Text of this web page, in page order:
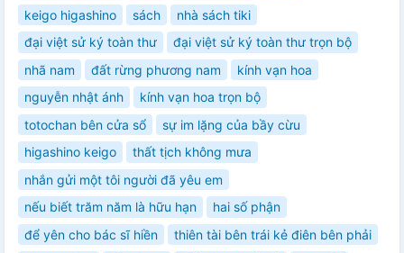
keigo higashino
sách
nhà sách tiki
đại việt sử ký toàn thư
đại việt sử ký toàn thư trọn bộ
nhã nam
đất rừng phương nam
kính vạn hoa
nguyễn nhật ánh
kính vạn hoa trọn bộ
totochan bên cửa sổ
sự im lặng của bầy cừu
higashino keigo
thất tịch không mưa
nhắn gửi một tôi người đã yêu em
nếu biết trăm năm là hữu hạn
hai số phận
để yên cho bác sĩ hiền
thiên tài bên trái kẻ điên bên phải